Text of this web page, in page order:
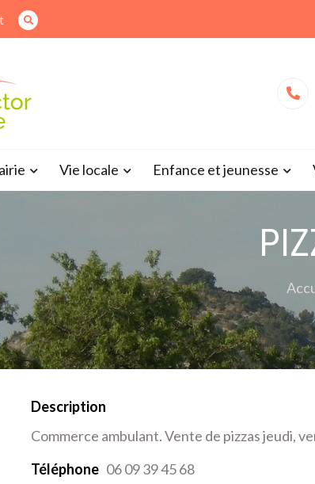
Vie locale Enfance et jeunesse
Description
Commerce ambulant. Vente de pizzas jeudi,
Téléphone 06 09 39 45 68